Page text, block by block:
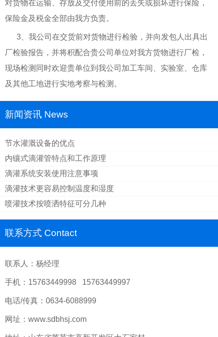
对货物在运输、存放及交付使用前的丢失或损坏进行保险，
保险金及税金全部由我方负责。
3、我公司在交货前对货物进行检验，并向发包人出具出
厂检验报告，并将积配合贵公司单位对我方货物进行厂检，
现场检测同时欢迎贵单位到我公司加工车间、实验室、仓库
及其他工地进行实地考察与检测。
新闻资讯 News
节水灌溉设备的优点
内镶式滴灌管特点和工作原理
滴灌系统安装使用注意事项
滴灌技术更容易控制温度和湿度
喷灌技术按喷洒特征可分几种
联系方式 Contact
联系人：杨经理
手机：15763449998 15763449997
电话/传真：0634-6088999
网址：www.sdbhsj.com